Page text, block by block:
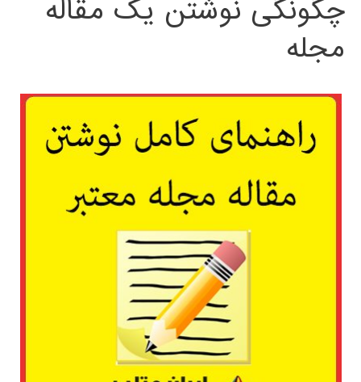
چگونگی نوشتن یک مقاله
مجله